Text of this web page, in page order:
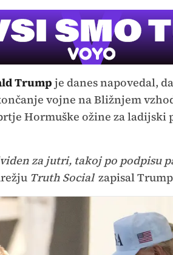
Trump je danes napovedal,
vojne na Bližnjem
Hormuške ožine za ladijski
za jutri, takoj po podpisu
Truth Social zapisal